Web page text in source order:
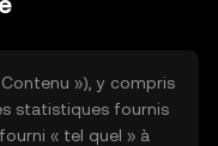
»), y compris
statistiques fournis
« tel quel » à